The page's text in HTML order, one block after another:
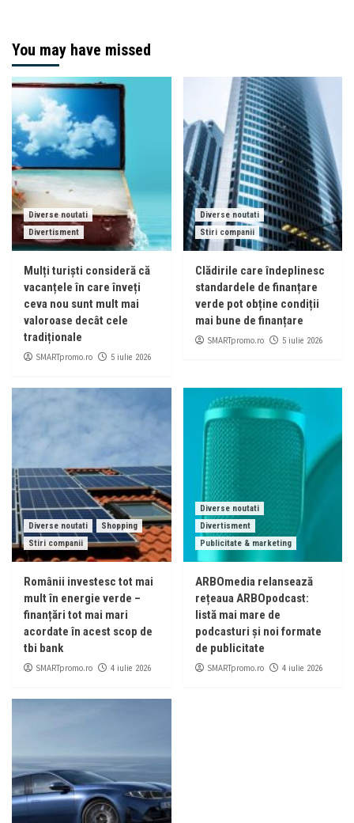
You may have missed
Diverse noutati
Divertisment
Mulți turiști consideră că
vacanțele în care înveți
ceva nou sunt mult mai
valoroase decât cele
tradiționale
SMARTpromo.ro 5 iulie 2026
Diverse noutati
Stiri companii
Clădirile care îndeplinesc
standardele de finanțare
verde pot obține condiții
mai bune de finanțare
SMARTpromo.ro 5 iulie 2026
Diverse noutati
Shopping
Stiri companii
Românii investesc tot mai
mult în energie verde –
finanțări tot mai mari
acordate în acest scop de
tbi bank
SMARTpromo.ro 4 iulie 2026
Diverse noutati
Divertisment
Publicitate & marketing
ARBOmedia relansează
rețeaua ARBOpodcast:
listă mai mare de
podcasturi și noi formate
de publicitate
SMARTpromo.ro 4 iulie 2026